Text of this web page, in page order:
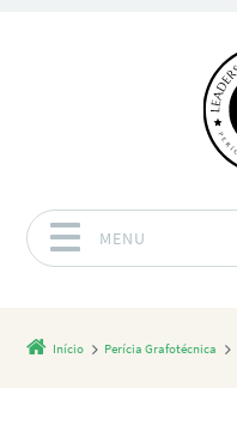
MENU
Início Perícia Grafotécnica